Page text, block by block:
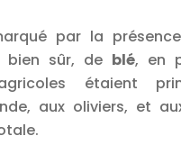
par la
bien sûr, de blé, en
étaient
aux oliviers, et